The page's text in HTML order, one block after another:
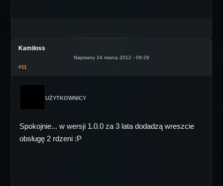
Kamiloss
Napisany 24 marca 2012 - 09:29
#11
UŻYTKOWNICY
Spokojnie... w wersji 1.0.0 za 3 lata dodadzą wreszcie
obsługę 2 rdzeni :P